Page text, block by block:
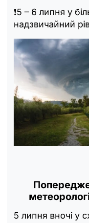
❗️5 – 6 липня у
надзвичайний
5 липня вночі у